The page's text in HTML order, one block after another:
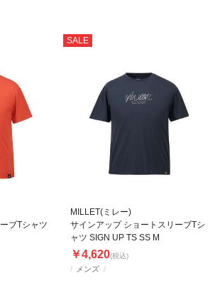
ブTシャツ
SALE
メンズ
MILLET(ミレー)
サインアップ ショートスリーブTシ
ャツ SIGN UP TS SS M
￥4,620(税込)